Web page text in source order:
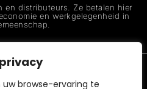
browse-ervaring te
en distributeurs. Ze betalen hier
en werkgelegenheid in
Privacybeleid
MejorServicio.es